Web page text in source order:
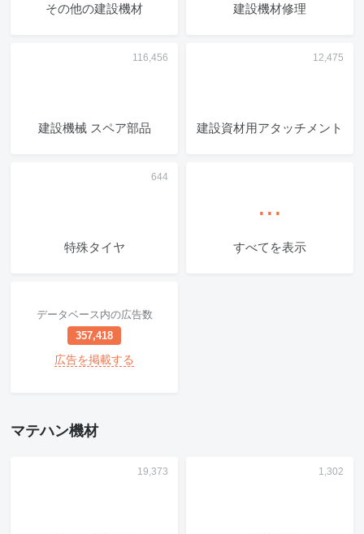
その他の建設機材 建設機材修理
建設機械 スペア部品 建設資材用アタッチメント
特殊タイヤ すべてを表示
データベース内の広告数
357,418
広告を掲載する
マテハン機材